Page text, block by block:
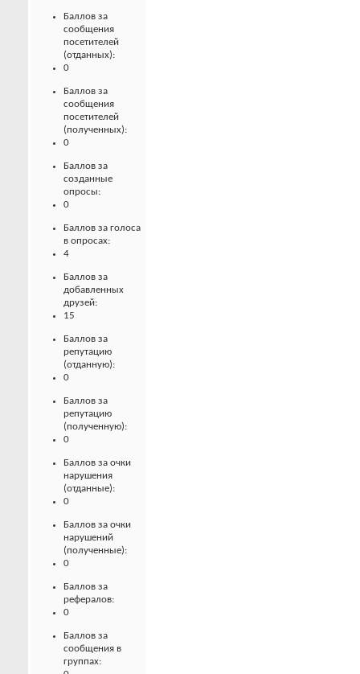
Баллов за
сообщения
посетителей
(отданных):
0
Баллов за
сообщения
посетителей
(полученных):
0
Баллов за
созданные
опросы:
0
Баллов за голоса
в опросах:
4
Баллов за
добавленных
друзей:
15
Баллов за
репутацию
(отданную):
0
Баллов за
репутацию
(полученную):
0
Баллов за очки
нарушения
(отданные):
0
Баллов за очки
нарушений
(полученные):
0
Баллов за
рефералов:
0
Баллов за
сообщения в
группах: